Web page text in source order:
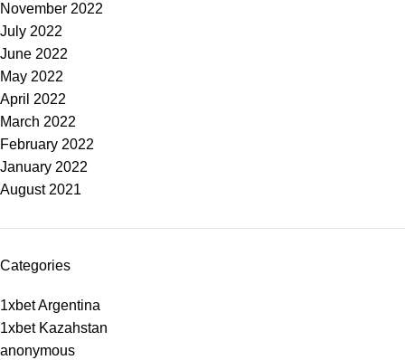
November 2022
July 2022
June 2022
May 2022
April 2022
March 2022
February 2022
January 2022
August 2021
Categories
1xbet Argentina
1xbet Kazahstan
anonymous